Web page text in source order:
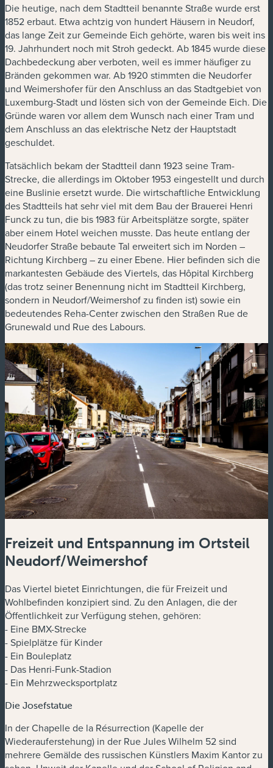
Die heutige, nach dem Stadtteil benannte Straße wurde erst
1852 erbaut. Etwa achtzig von hundert Häusern in Neudorf,
das lange Zeit zur Gemeinde Eich gehörte, waren bis weit ins
19. Jahrhundert noch mit Stroh gedeckt. Ab 1845 wurde diese
Dachbedeckung aber verboten, weil es immer häufiger zu
Bränden gekommen war. Ab 1920 stimmten die Neudorfer
und Weimershofer für den Anschluss an das Stadtgebiet von
Luxemburg-Stadt und lösten sich von der Gemeinde Eich. Die
Gründe waren vor allem dem Wunsch nach einer Tram und
dem Anschluss an das elektrische Netz der Hauptstadt
geschuldet.
Tatsächlich bekam der Stadtteil dann 1923 seine Tram-
Strecke, die allerdings im Oktober 1953 eingestellt und durch
eine Buslinie ersetzt wurde. Die wirtschaftliche Entwicklung
des Stadtteils hat sehr viel mit dem Bau der Brauerei Henri
Funck zu tun, die bis 1983 für Arbeitsplätze sorgte, später
aber einem Hotel weichen musste. Das heute entlang der
Neudorfer Straße bebaute Tal erweitert sich im Norden –
Richtung Kirchberg – zu einer Ebene. Hier befinden sich die
markantesten Gebäude des Viertels, das Hôpital Kirchberg
(das trotz seiner Benennung nicht im Stadtteil Kirchberg,
sondern in Neudorf/Weimershof zu finden ist) sowie ein
bedeutendes Reha-Center zwischen den Straßen Rue de
Grunewald und Rue des Labours.
Freizeit und Entspannung im Ortsteil
Neudorf/Weimershof
Das Viertel bietet Einrichtungen, die für Freizeit und
Wohlbefinden konzipiert sind. Zu den Anlagen, die der
Öffentlichkeit zur Verfügung stehen, gehören:
- Eine BMX-Strecke
- Spielplätze für Kinder
- Ein Bouleplatz
- Das Henri-Funk-Stadion
- Ein Mehrzwecksportplatz
Die Josefstatue
In der Chapelle de la Résurrection (Kapelle der
Wiederauferstehung) in der Rue Jules Wilhelm 52 sind
mehrere Gemälde des russischen Künstlers Maxim Kantor zu